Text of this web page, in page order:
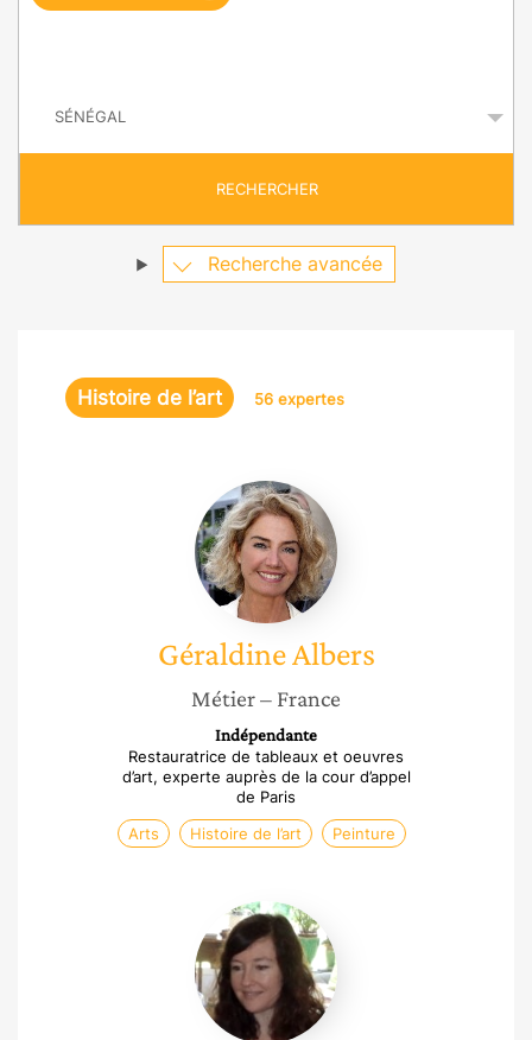
ê
e
RECHERCHER
Recherche avancée
Histoire de l’art 56 expertes
Géraldine
Albers
GéraldineAlbers
Métier– France
Indépendante
Restauratrice de tableaux et oeuvres
d’art, experte auprès de la cour d’appel
de Paris
Arts
Histoire de l’art Peinture
Anne-
sophie
Gomez